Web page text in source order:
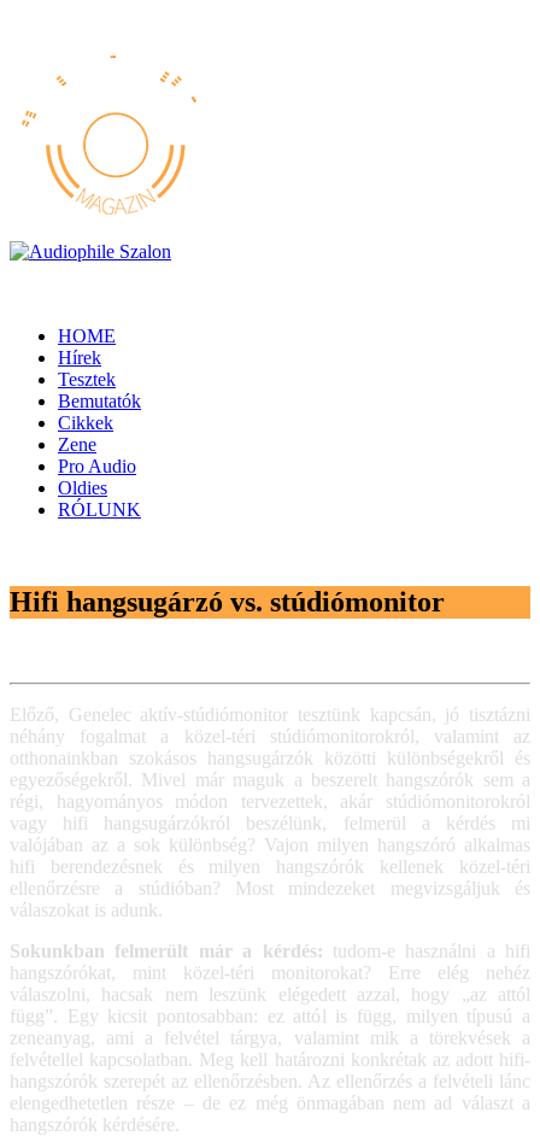
HOME
Hírek
Tesztek
Bemutatók
Cikkek
Zene
Pro Audio
Oldies
RÓLUNK
Hifi hangsugárzó vs. stúdiómonitor
Előző, Genelec aktív-stúdiómonitor tesztünk kapcsán, jó tisztázni
néhány fogalmat a közel-téri stúdiómonitorokról, valamint az
otthonainkban szokásos hangsugárzók közötti különbségekről és
egyezőségekről. Mivel már maguk a beszerelt hangszórók sem a
régi, hagyományos módon tervezettek, akár stúdiómonitorokról
vagy hifi hangsugárzókról beszélünk, felmerül a kérdés mi
valójában az a sok különbség? Vajon milyen hangszóró alkalmas
hifi berendezésnek és milyen hangszórók kellenek közel-téri
ellenőrzésre a stúdióban? Most mindezeket megvizsgáljuk és
válaszokat is adunk.
Sokunkban felmerült már a kérdés: tudom-e használni a hifi
hangszórókat, mint közel-téri monitorokat? Erre elég nehéz
válaszolni, hacsak nem leszünk elégedett azzal, hogy „az attól
függ”. Egy kicsit pontosabban: ez attól is függ, milyen típusú a
zeneanyag, ami a felvétel tárgya, valamint mik a törekvések a
felvétellel kapcsolatban. Meg kell határozni konkrétak az adott hifi-
hangszórók szerepét az ellenőrzésben. Az ellenőrzés a felvételi lánc
elengedhetetlen része – de ez még önmagában nem ad választ a
hangszórók kérdésére.